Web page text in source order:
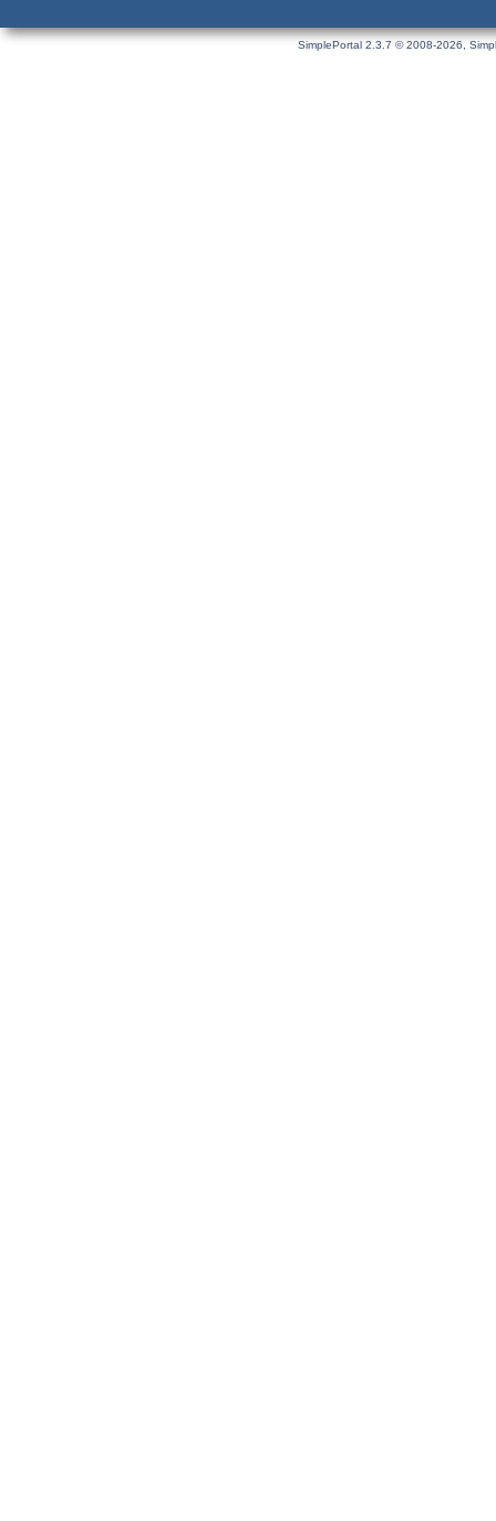
SimplePortal 2.3.7 © 2008-2026,